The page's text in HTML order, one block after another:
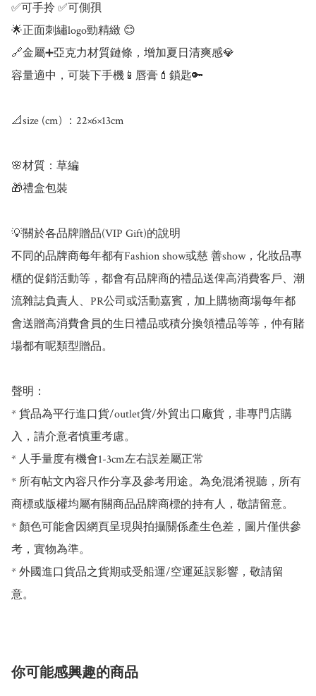
✅可手拎 ✅可側孭
🌟正面刺繡logo勁精緻 😊
🔗金屬➕亞克力材質鏈條，增加夏日清爽感💎
容量適中，可裝下手機📱唇膏💄鎖匙🔑
📐size (cm) ：22×6×13cm
🌸材質：草編
🎁禮盒包裝
💡關於各品牌贈品(VIP Gift)的說明
不同的品牌商每年都有Fashion show或慈 善show，化妝品專
櫃的促銷活動等，都會有品牌商的禮品送俾高消費客戶、潮
流雜誌負責人、PR公司或活動嘉賓，加上購物商場每年都
會送贈高消費會員的生日禮品或積分換領禮品等等，仲有賭
場都有呢類型贈品。
聲明：
* 貨品為平行進口貨/outlet貨/外貿出口廠貨，非專門店購
入，請介意者慎重考慮。
* 人手量度有機會1-3cm左右誤差屬正常
* 所有帖文內容只作分享及參考用途。為免混淆視聽，所有
商標或版權均屬有關商品品牌商標的持有人，敬請留意。
* 顏色可能會因網頁呈現與拍攝關係產生色差，圖片僅供參
考，實物為準。
* 外國進口貨品之貨期或受船運/空運延誤影響，敬請留
意。
你可能感興趣的商品